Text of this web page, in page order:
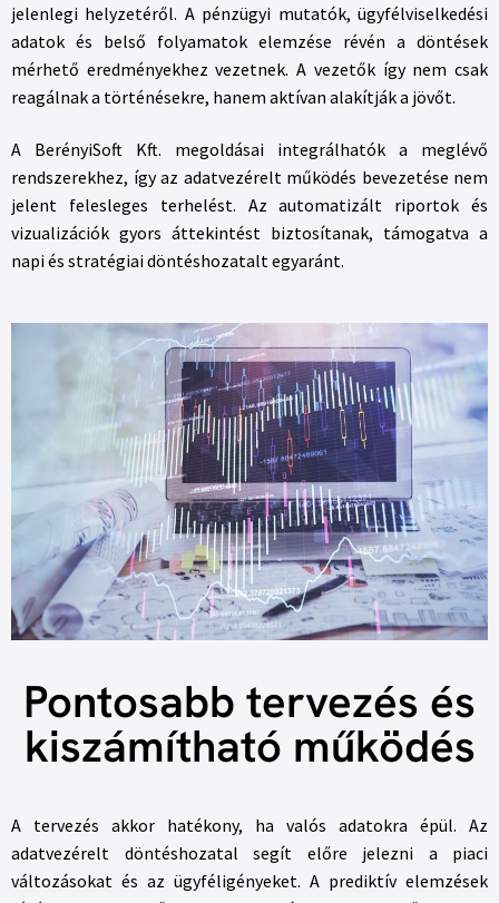
jelenlegi helyzetéről. A pénzügyi mutatók, ügyfélviselkedési
adatok és belső folyamatok elemzése révén a döntések
mérhető eredményekhez vezetnek. A vezetők így nem csak
reagálnak a történésekre, hanem aktívan alakítják a jövőt.
A BerényiSoft Kft. megoldásai integrálhatók a meglévő
rendszerekhez, így az adatvezérelt működés bevezetése nem
jelent felesleges terhelést. Az automatizált riportok és
vizualizációk gyors áttekintést biztosítanak, támogatva a
napi és stratégiai döntéshozatalt egyaránt.
Pontosabb tervezés és
kiszámítható működés
A tervezés akkor hatékony, ha valós adatokra épül. Az
adatvezérelt döntéshozatal segít előre jelezni a piaci
változásokat és az ügyféligényeket. A prediktív elemzések